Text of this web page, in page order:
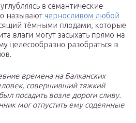
в семантические
называют черносливом любой
тёмными плодами, которые
влаги могут засыхать прямо на
целесообразно разобраться в
времена на Балканских
совершивший тяжкий
посадить возле дороги сливу.
мог отпустить ему содеянные